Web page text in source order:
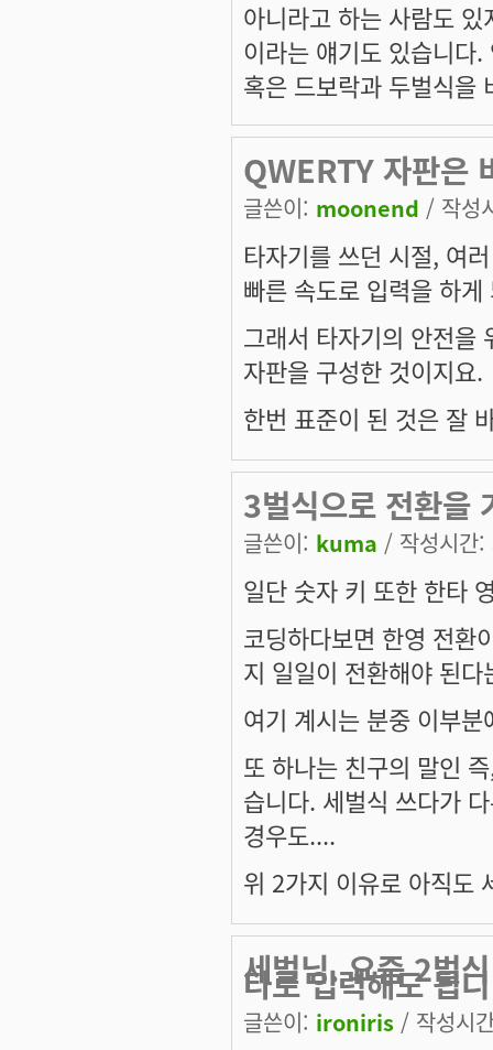
아니라고 하는 사람도
이라는 얘기도 있습니다
혹은 드보락과 두벌식을
QWERTY 자판은
글쓴이: moonend / 작성
타자기를 쓰던 시절, 여
빠른 속도로 입력을 하
그래서 타자기의 안전을
자판을 구성한 것이지요.
한번 표준이 된 것은 잘
3벌식으로 전환을
글쓴이: kuma / 작성시간
일단 숫자 키 또한 한타
코딩하다보면 한영 전환
지 일일이 전환해야 된
여기 계시는 분중 이부
또 하나는 친구의 말인
습니다. 세벌식 쓰다가
경우도....
위 2가지 이유로 아직도
세벌님. 요즘 2벌
타로 입력해도 됩니
글쓴이: ironiris / 작성시